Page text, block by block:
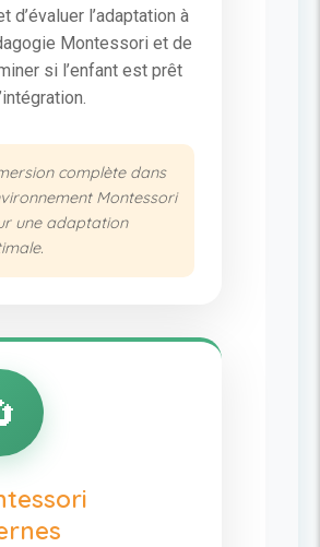
d’évaluer l’adaptation à
Montessori et de
si l’enfant est prêt
complète dans
Montessori
une adaptation